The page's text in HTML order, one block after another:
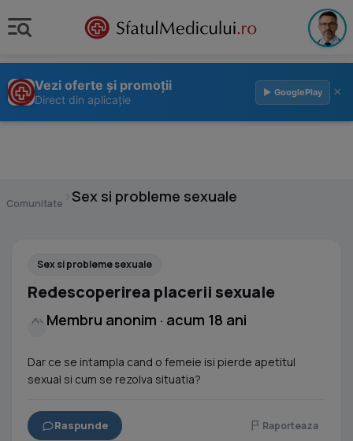
Vezi oferte și promoții
Direct din aplicație
▶ GooglePlay ×
Comunitate Sex si probleme sexuale
Sex si probleme sexuale
Redescoperirea placerii sexuale
Membru anonim · acum 18 ani
Dar ce se intampla cand o femeie isi pierde apetitul
sexual si cum se rezolva situatia?
Raspunde Raporteaza